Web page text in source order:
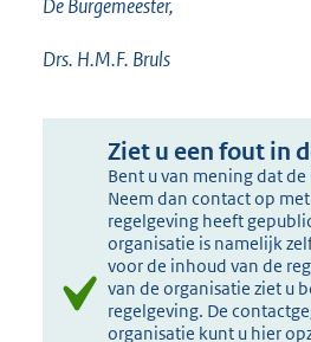
De Burgemeester,
Drs. H.M.F. Bruls
Ziet u een fout in
Bent u van mening dat
Neem dan contact op
regelgeving heeft
organisatie is namelijk
voor de inhoud van de
van de organisatie ziet u
regelgeving. De
organisatie kunt u hier